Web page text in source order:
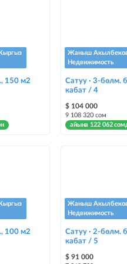
150 м2
Жаныш
Недвижимость
Сатуу · 3-бөлм.
кабат / 4
$ 104 000
9 108 320 сом
айына 122 062
100 м2
Жаныш
Недвижимость
Сатуу · 2-бөлм.
кабат / 5
$ 91 000